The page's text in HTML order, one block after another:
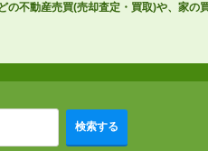
の不動産売買(売却査定・買取)や、家の
検索する